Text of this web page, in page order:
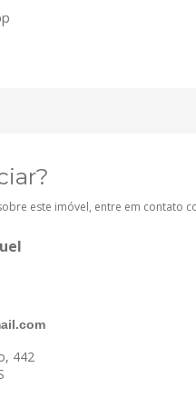
este imóvel, entre em contato
442